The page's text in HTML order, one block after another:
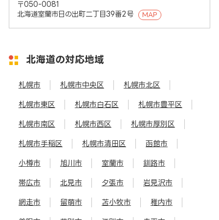
〒050-0081
北海道室蘭市日の出町二丁目39番2号
MAP
北海道の対応地域
札幌市 札幌市中央区 札幌市北区
札幌市東区 札幌市白石区 札幌市豊平区
札幌市南区 札幌市西区 札幌市厚別区
札幌市手稲区 札幌市清田区 函館市
小樽市 旭川市 室蘭市 釧路市
帯広市 北見市 夕張市 岩見沢市
網走市 留萌市 苫小牧市 稚内市